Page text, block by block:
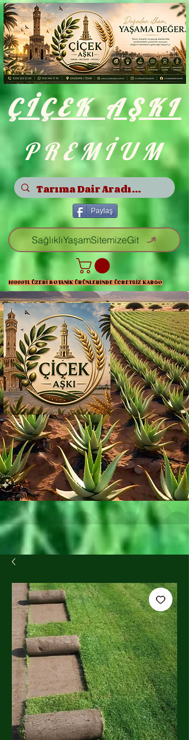
ÇİÇEK AŞKI
PREMİUM
SağlıklıYaşamSitemizeGit
10000TL ÜZERİ BOTANİK ÜRÜNLERİNDE ÜCRETSİZ KARGO
Paylaş